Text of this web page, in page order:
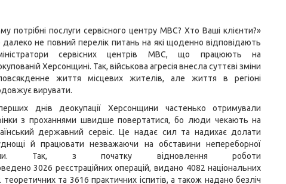
потрібні послуги сервісного центру МВС? Хто Ваші клієнти?»
далеко не повний перелік питань на які щоденно відповідають
сервісних центрів МВС, що працюють на
Херсонщині. Так, військова агресія внесла суттєві зміни
життя місцевих жителів, але життя в регіоні
вирувати.
днів деокупації Херсонщини частенько отримували
з проханнями швидше повертатися, бо люди чекають на
державний сервіс. Це надає сил та надихає долати
й працювати незважаючи на обставини непереборної
Так, з початку відновлення роботи
3026 реєстраційних операцій, видано 4082 національних
теоретичних та 3616 практичних іспитів, а також надано безліч